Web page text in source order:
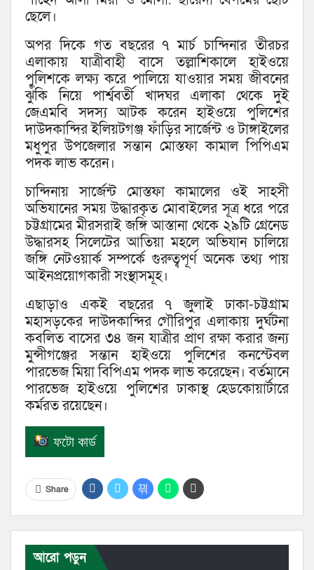
ছেলে।
অপর দিকে গত বছরের ৭ মার্চ চান্দিনার তীরচর
এলাকায় যাত্রীবাহী বাসে তল্লাশিকালে হাইওয়ে
পুলিশকে লক্ষ্য করে পালিয়ে যাওয়ার সময় জীবনের
ঝুঁকি নিয়ে পার্শ্ববর্তী খাদঘর এলাকা থেকে দুই
জেএমবি সদস্য আটক করেন হাইওয়ে পুলিশের
দাউদকান্দির ইলিয়টগঞ্জ ফাঁড়ির সার্জেন্ট ও টাঙ্গাইলের
মধুপুর উপজেলার সন্তান মোস্তফা কামাল পিপিএম
পদক লাভ করেন।
চান্দিনায় সার্জেন্ট মোস্তফা কামালের ওই সাহসী
অভিযানের সময় উদ্ধারকৃত মোবাইলের সূত্র ধরে পরে
চট্টগ্রামের মীরসরাই জঙ্গি আস্তানা থেকে ২৯টি গ্রেনেড
উদ্ধারসহ সিলেটের আতিয়া মহলে অভিযান চালিয়ে
জঙ্গি নেটওয়ার্ক সম্পর্কে গুরুত্বপূর্ণ অনেক তথ্য পায়
আইনপ্রয়োগকারী সংস্থাসমূহ।
এছাড়াও একই বছরের ৭ জুলাই ঢাকা-চট্টগ্রাম
মহাসড়কের দাউদকান্দির গৌরিপুর এলাকায় দুর্ঘটনা
কবলিত বাসের ৩৪ জন যাত্রীর প্রাণ রক্ষা করার জন্য
মুন্সীগঞ্জের সন্তান হাইওয়ে পুলিশের কনস্টেবল
পারভেজ মিয়া বিপিএম পদক লাভ করেছেন। বর্তমানে
পারভেজ হাইওয়ে পুলিশের ঢাকাস্থ হেডকোয়ার্টারে
কর্মরত রয়েছেন।
ফটো কার্ড
Share
আরো পড়ুন